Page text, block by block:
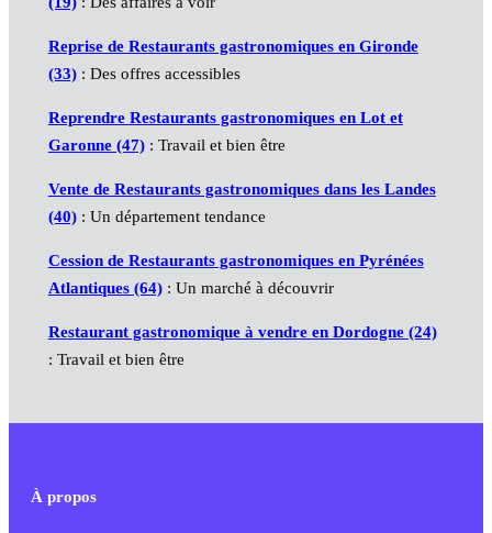
Reprise de Restaurants gastronomiques en Gironde
(33): Des offres accessibles
Reprendre Restaurants gastronomiques en Lot et
Garonne (47): Travail et bien être
Vente de Restaurants gastronomiques dans les Landes
(40): Un département tendance
Cession de Restaurants gastronomiques en Pyrénées
Atlantiques (64): Un marché à découvrir
Restaurant gastronomique à vendre en Dordogne (24)
: Travail et bien être
À propos